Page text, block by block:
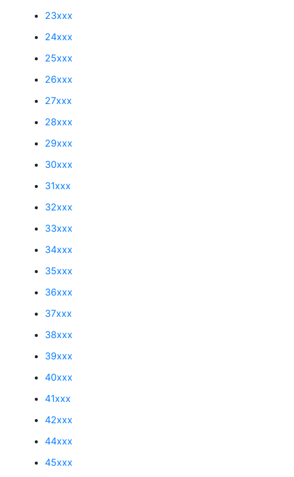
23xxx
24xxx
25xxx
26xxx
27xxx
28xxx
29xxx
30xxx
31xxx
32xxx
33xxx
34xxx
35xxx
36xxx
37xxx
38xxx
39xxx
40xxx
41xxx
42xxx
44xxx
45xxx